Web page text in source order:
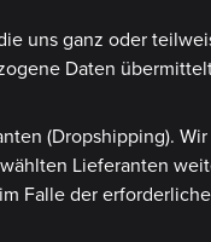
uns ganz oder
Daten
(Dropshipping).
Lieferanten
Falle der